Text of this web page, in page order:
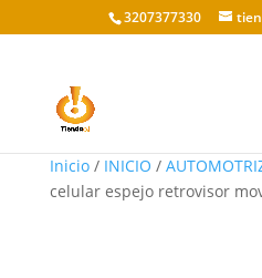
3207377330
Inicio/ INICIO /
celular espejo retrovisor